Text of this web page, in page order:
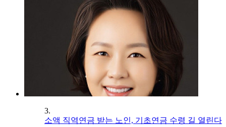
3.
소액 직역연금 받는 노인, 기초연금 수령 길 열린다